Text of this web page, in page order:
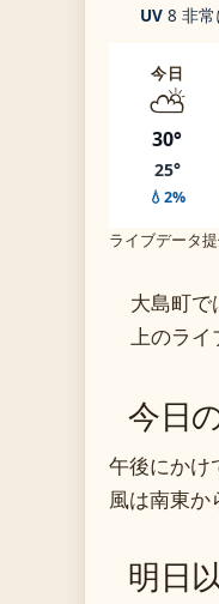
UV 8 非
今日
⛅
30°
25°
💧2%
ライブデータ提
大島町で
上のライ
今日
午後にかけ
風は南東か
明日